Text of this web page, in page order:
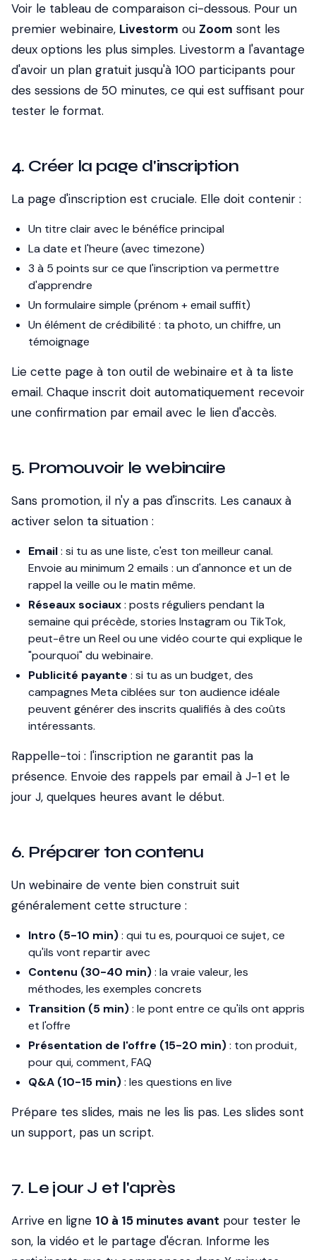
Voir le tableau de comparaison ci-dessous. Pour un
premier webinaire, Livestorm ou Zoom sont les
deux options les plus simples. Livestorm a l'avantage
d'avoir un plan gratuit jusqu'à 100 participants pour
des sessions de 50 minutes, ce qui est suffisant pour
tester le format.
4. Créer la page d'inscription
La page d'inscription est cruciale. Elle doit contenir :
Un titre clair avec le bénéfice principal
La date et l'heure (avec timezone)
3 à 5 points sur ce que l'inscription va permettre
d'apprendre
Un formulaire simple (prénom + email suffit)
Un élément de crédibilité : ta photo, un chiffre, un
témoignage
Lie cette page à ton outil de webinaire et à ta liste
email. Chaque inscrit doit automatiquement recevoir
une confirmation par email avec le lien d'accès.
5. Promouvoir le webinaire
Sans promotion, il n'y a pas d'inscrits. Les canaux à
activer selon ta situation :
Email: si tu as une liste, c'est ton meilleur canal.
Envoie au minimum 2 emails : un d'annonce et un de
rappel la veille ou le matin même.
Réseaux sociaux: posts réguliers pendant la
semaine qui précède, stories Instagram ou TikTok,
peut-être un Reel ou une vidéo courte qui explique le
"pourquoi" du webinaire.
Publicité payante : si tu as un budget, des
campagnes Meta ciblées sur ton audience idéale
peuvent générer des inscrits qualifiés à des coûts
intéressants.
Rappelle-toi : l'inscription ne garantit pas la
présence. Envoie des rappels par email à J-1 et le
jour J, quelques heures avant le début.
6. Préparer ton contenu
Un webinaire de vente bien construit suit
généralement cette structure :
Intro (5-10 min): qui tu es, pourquoi ce sujet, ce
qu'ils vont repartir avec
Contenu (30-40 min): la vraie valeur, les
méthodes, les exemples concrets
Transition (5 min): le pont entre ce qu'ils ont appris
et l'offre
Présentation de l'offre (15-20 min): ton produit,
pour qui, comment, FAQ
Q&A (10-15 min): les questions en live
Prépare tes slides, mais ne les lis pas. Les slides sont
un support, pas un script.
7. Le jour J et l'après
Arrive en ligne 10 à 15 minutes avant pour tester le
son, la vidéo et le partage d'écran. Informe les